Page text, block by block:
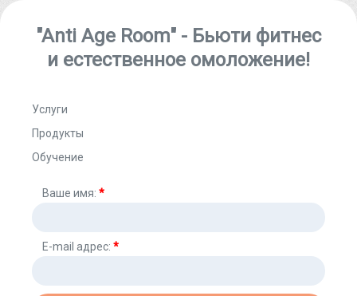
"Anti Age Room" - Бьюти фитнес
и естественное омоложение!
Услуги
Продукты
Обучение
Ваше имя: *
E-mail адрес: *